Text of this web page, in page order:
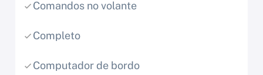
Comandos no volante
Completo
Computador de bordo